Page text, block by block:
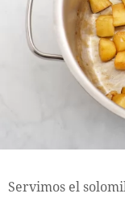
Servimos el